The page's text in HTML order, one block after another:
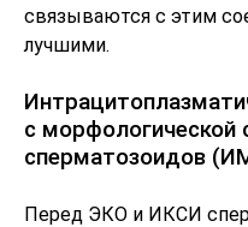
связываются с этим
лучшими.
с морфологической
сперматозоидов
Перед ЭКО и ИКСИ